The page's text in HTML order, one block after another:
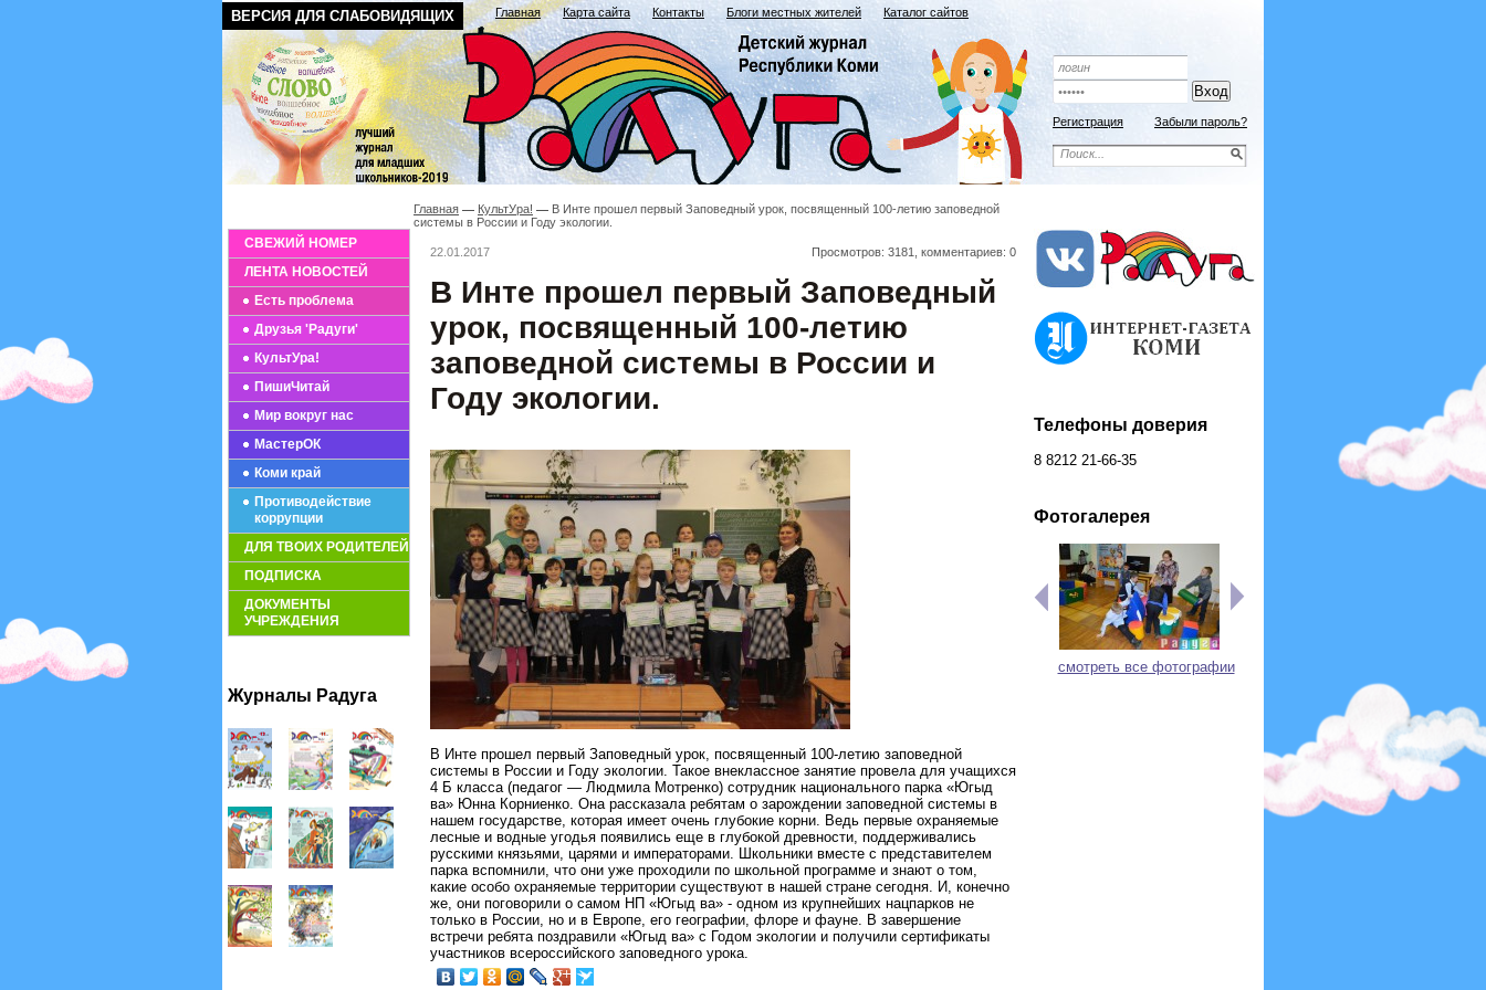
ВЕРСИЯ ДЛЯ СЛАБОВИДЯЩИХ Главная Карта сайта Контакты Блоги местных жителей Каталог сайтов
Регистрация Забыли пароль?
СВЕЖИЙ НОМЕР
ЛЕНТА НОВОСТЕЙ
Есть проблема
Друзья 'Радуги'
КультУра!
ПишиЧитай
Мир вокруг нас
МастерОК
Коми край
Противодействие
коррупции
ДЛЯ ТВОИХ РОДИТЕЛЕЙ
ПОДПИСКА
ДОКУМЕНТЫ
УЧРЕЖДЕНИЯ
Журналы Радуга
Главная КультУра!
В Инте прошел первый Заповедный урок, посвященный 100-летию заповедной
системы в России и Году экологии.
22.01.2017 Просмотров: 3181, комментариев: 0
В Инте прошел первый Заповедный
урок, посвященный 100-летию
заповедной системы в России и
Году экологии.
В Инте прошел первый Заповедный урок, посвященный 100-летию заповедной
системы в России и Году экологии. Такое внеклассное занятие провела для учащихся
4 Б класса (педагог — Людмила Мотренко) сотрудник национального парка «Югыд
ва» Юнна Корниенко. Она рассказала ребятам о зарождении заповедной системы в
нашем государстве, которая имеет очень глубокие корни. Ведь первые охраняемые
лесные и водные угодья появились еще в глубокой древности, поддерживались
русскими князьями, царями и императорами. Школьники вместе с представителем
парка вспомнили, что они уже проходили по школьной программе и знают о том,
какие особо охраняемые территории существуют в нашей стране сегодня. И, конечно
же, они поговорили о самом НП «Югыд ва» - одном из крупнейших нацпарков не
только в России, но и в Европе, его географии, флоре и фауне. В завершение
встречи ребята поздравили «Югыд ва» с Годом экологии и получили сертификаты
участников всероссийского заповедного урока.
Телефоны доверия
8 8212 21-66-35
Фотогалерея
смотреть все фотографии